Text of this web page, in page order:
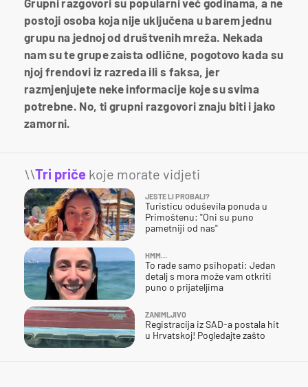
postoji osoba koja nije uključena u barem jednu
grupu na jednoj od društvenih mreža. Nekada
nam su te grupe zaista odlične, pogotovo kada su
njoj frendovi iz razreda ili s faksa, jer
razmjenjujete neke informacije koje su svima
potrebne. No, ti grupni razgovori znaju biti i jako
zamorni.
\\Tri priče koje morate vidjeti
JESTE LI PROBALI?
Turisticu oduševila ponuda u
Primoštenu: "Oni su puno
pametniji od nas"
HMM…
To rade samo psihopati: Jedan
detalj s mora može vam otkriti
puno o prijateljima
ZANIMLJIVO
Registracija iz SAD-a postala hit
u Hrvatskoj! Pogledajte zašto